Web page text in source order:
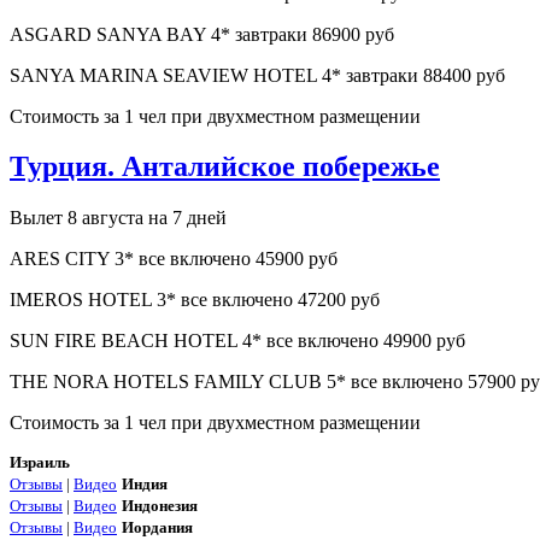
ASGARD SANYA BAY 4* завтраки 86900 руб
SANYA MARINA SEAVIEW HOTEL 4* завтраки 88400 руб
Стоимость за 1 чел при двухместном размещении
Турция. Анталийское побережье
Вылет 8 августа на 7 дней
ARES CITY 3* все включено 45900 руб
IMEROS HOTEL 3* все включено 47200 руб
SUN FIRE BEACH HOTEL 4* все включено 49900 руб
THE NORA HOTELS FAMILY CLUB 5* все включено 57900
Стоимость за 1 чел при двухместном размещении
Израиль
Отзывы | Видео Индия
Отзывы | Видео Индонезия
Отзывы | Видео Иордания